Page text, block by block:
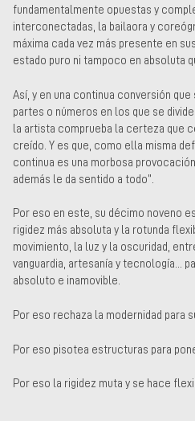
fundamentalmente opuestas y
interconectadas, la bailaora y
máxima cada vez más presente en
estado puro ni tampoco en absoluta
Así, y en una continua conversión
partes o números en los que se
la artista comprueba la certeza que
creído. Y es que, como ella misma
continua es una morbosa
además le da sentido a todo”.
Por eso en este, su décimo noveno
rigidez más absoluta y la rotunda
movimiento, la luz y la oscuridad,
vanguardia, artesanía y tecnología...
absoluto e inamovible.
Por eso rechaza la modernidad para
Por eso pisotea estructuras para
Por eso la rigidez muta y se hace